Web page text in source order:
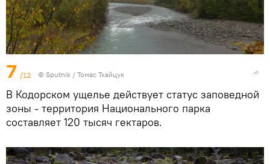
7 /12 © Sputnik / Томас Тхайцук
В Кодорском ущелье действует статус заповедной
зоны - территория Национального парка
составляет 120 тысяч гектаров.